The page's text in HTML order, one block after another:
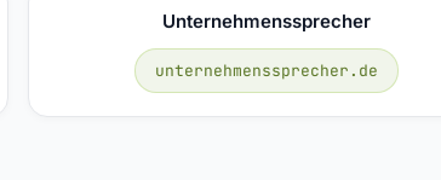
Unternehmenssprecher
unternehmenssprecher.de